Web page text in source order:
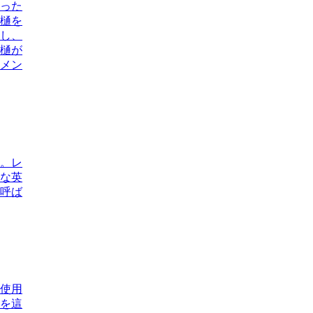
た
を
、
が
ン
レ
英
ば
用
這